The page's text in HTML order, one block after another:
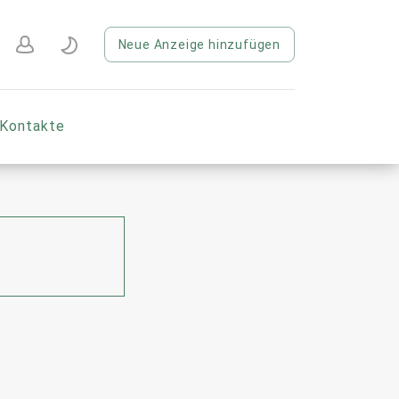
Neue Anzeige hinzufügen
Kontakte